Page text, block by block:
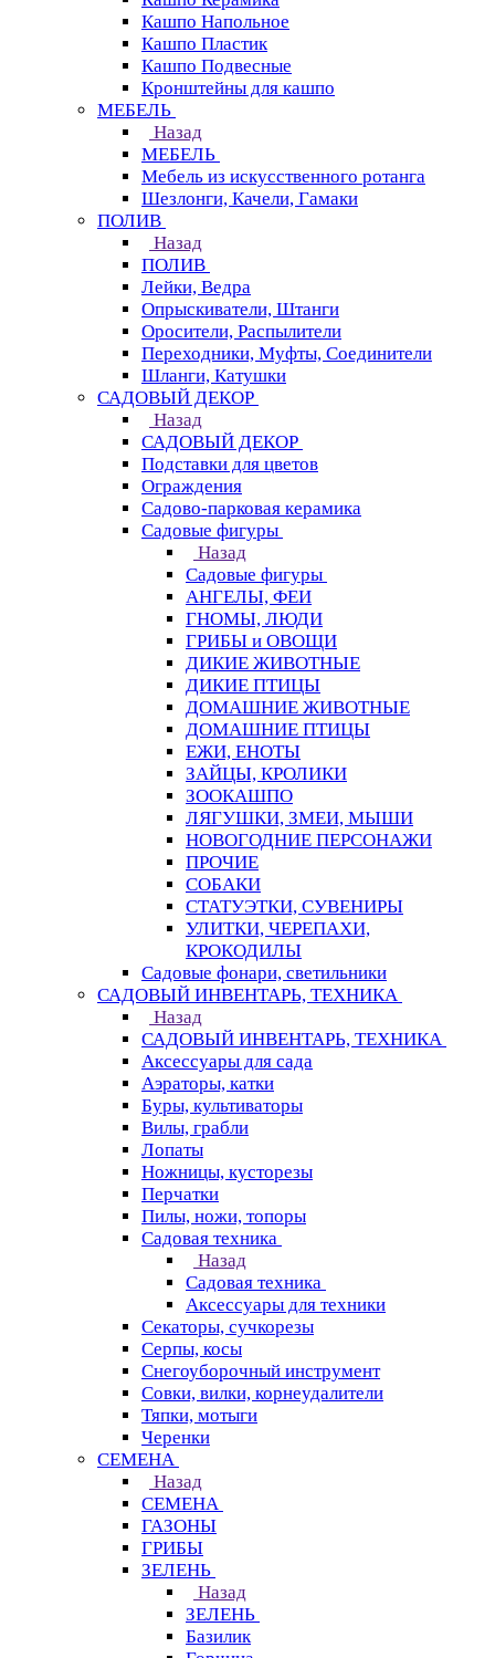
Кашпо Напольное
Кашпо Пластик
Кашпо Подвесные
Кронштейны для кашпо
МЕБЕЛЬ
Назад
МЕБЕЛЬ
Мебель из искусственного ротанга
Шезлонги, Качели, Гамаки
ПОЛИВ
Назад
ПОЛИВ
Лейки, Ведра
Опрыскиватели, Штанги
Оросители, Распылители
Переходники, Муфты, Соединители
Шланги, Катушки
САДОВЫЙ ДЕКОР
Назад
САДОВЫЙ ДЕКОР
Подставки для цветов
Ограждения
Садово-парковая керамика
Садовые фигуры
Назад
Садовые фигуры
АНГЕЛЫ, ФЕИ
ГНОМЫ, ЛЮДИ
ГРИБЫ и ОВОЩИ
ДИКИЕ ЖИВОТНЫЕ
ДИКИЕ ПТИЦЫ
ДОМАШНИЕ ЖИВОТНЫЕ
ДОМАШНИЕ ПТИЦЫ
ЕЖИ, ЕНОТЫ
ЗАЙЦЫ, КРОЛИКИ
ЗООКАШПО
ЛЯГУШКИ, ЗМЕИ, МЫШИ
НОВОГОДНИЕ ПЕРСОНАЖИ
ПРОЧИЕ
СОБАКИ
СТАТУЭТКИ, СУВЕНИРЫ
УЛИТКИ, ЧЕРЕПАХИ,
КРОКОДИЛЫ
Садовые фонари, светильники
САДОВЫЙ ИНВЕНТАРЬ, ТЕХНИКА
Назад
САДОВЫЙ ИНВЕНТАРЬ, ТЕХНИКА
Аксессуары для сада
Аэраторы, катки
Буры, культиваторы
Вилы, грабли
Лопаты
Ножницы, кусторезы
Перчатки
Пилы, ножи, топоры
Садовая техника
Назад
Садовая техника
Аксессуары для техники
Секаторы, сучкорезы
Серпы, косы
Снегоуборочный инструмент
Совки, вилки, корнеудалители
Тяпки, мотыги
Черенки
СЕМЕНА
Назад
СЕМЕНА
ГАЗОНЫ
ГРИБЫ
ЗЕЛЕНЬ
Назад
ЗЕЛЕНЬ
Базилик